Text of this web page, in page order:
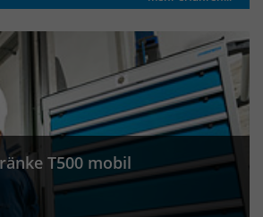
T500 mobil
damit externen Unternehmen